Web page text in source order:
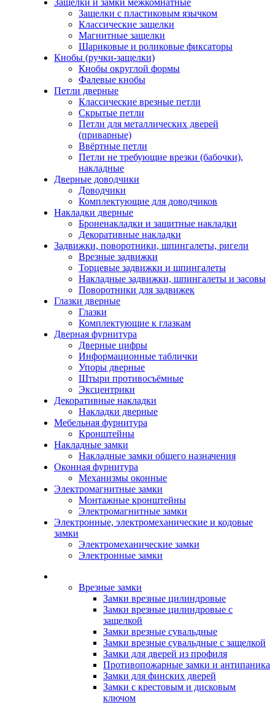
Защёлки и замки межкомнатные
Защелки с пластиковым язычком
Классические защелки
Магнитные защелки
Шариковые и роликовые фиксаторы
Кнобы (ручки-защелки)
Кнобы округлой формы
Фалевые кнобы
Петли дверные
Классические врезные петли
Скрытые петли
Петли для металлических дверей
(приварные)
Ввёртные петли
Петли не требующие врезки (бабочки),
накладные
Дверные доводчики
Доводчики
Комплектующие для доводчиков
Накладки дверные
Броненакладки и защитные накладки
Декоративные накладки
Задвижки, поворотники, шпингалеты, ригели
Врезные задвижки
Торцевые задвижки и шпингалеты
Накладные задвижки, шпингалеты и засовы
Поворотники для задвижек
Глазки дверные
Глазки
Комплектующие к глазкам
Дверная фурнитура
Дверные цифры
Информационные таблички
Упоры дверные
Штыри противосъёмные
Эксцентрики
Декоративные накладки
Накладки дверные
Мебельная фурнитура
Кронштейны
Накладные замки
Накладные замки общего назначения
Оконная фурнитура
Механизмы оконные
Электромагнитные замки
Монтажные кронштейны
Электромагнитные замки
Электронные, электромеханические и кодовые
замки
Электромеханические замки
Электронные замки
Врезные замки
Замки врезные цилиндровые
Замки врезные цилиндровые с
защелкой
Замки врезные сувальдные
Замки врезные сувальдные с защелкой
Замки для дверей из профиля
Противопожарные замки и антипаника
Замки для финских дверей
Замки с крестовым и дисковым
ключом